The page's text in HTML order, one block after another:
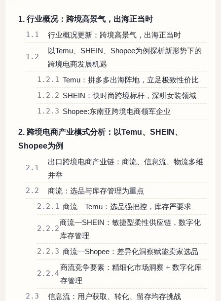
1. 行业概况：跨境高景气，出海正当时
1.1 行业概况更新：跨境高景气，出海正当时
1.2
以Temu、SHEIN、Shopee为例探析新形势下的
跨境电商发展机遇
1.2.1 Temu：拼多多出海阵地，立足极致性价比
1.2.2 SHEIN：快时尚跨境标杆，深耕女装领域
1.2.3 Shopee:东南亚跨境电商领军企业
2. 跨境电商产业模式分析：以Temu、SHEIN、
Shopee为例
2.1
出口跨境电商产业链：商流、信息流、物流多维
并举
2.2 商流：选品与库存管理为重点
2.2.1 商流—Temu：选品强把控，库存严要求
2.2.2
商流—SHEIN：敏捷型柔性供应链，数字化
库存管理
2.2.3 商流—Shopee：差异化洞察赋能卖家选品
2.2.4
商流竞争要素：精细化市场洞察 + 数字化库
存管理
2.3 信息流：用户获取、转化、留存均存挑战